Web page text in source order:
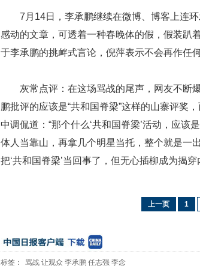
7月14日，李承鹏继续在微博、博客上连
感动的文章，可透着一种春晚体的假，假装趴
于李承鹏的挑衅式言论，倪萍表示不会再作任何
灰常点评：在这场骂战的尾声，网友不断
鹏批评的应该是“共和国脊梁”这样的山寨评奖
中调侃道：“那个什么‘共和国脊梁’活动，应
体人当靠山，再拿几个明星当托，整个就是一
把‘共和国脊梁’当回事了，但无心插柳成为揭
上一页 1
标签： 骂战 让观众 李承鹏 任志强 李念